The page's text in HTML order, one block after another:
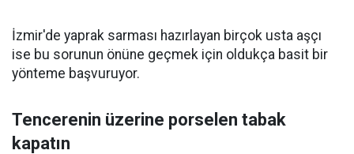
İzmir'de yaprak sarması hazırlayan birçok usta aşçı
ise bu sorunun önüne geçmek için oldukça basit bir
yönteme başvuruyor.
Tencerenin üzerine porselen tabak
kapatın